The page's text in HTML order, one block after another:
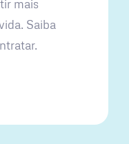
mais
Saiba